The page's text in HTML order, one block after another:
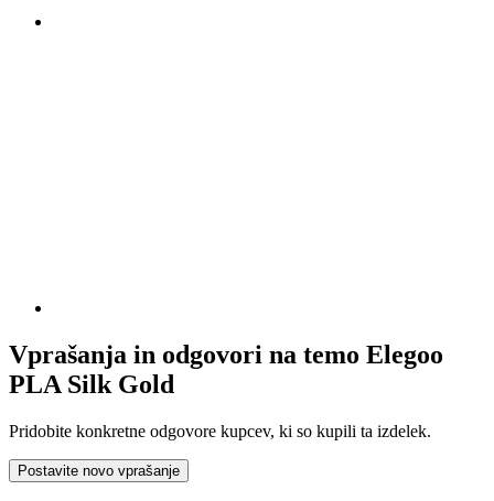
Vprašanja in odgovori na temo Elegoo
PLA Silk Gold
Pridobite konkretne odgovore kupcev, ki so kupili ta izdelek.
Postavite novo vprašanje